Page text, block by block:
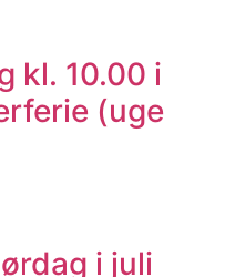
kl. 10.00 i
(uge
i juli